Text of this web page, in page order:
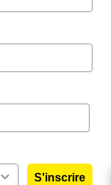
S'inscrire